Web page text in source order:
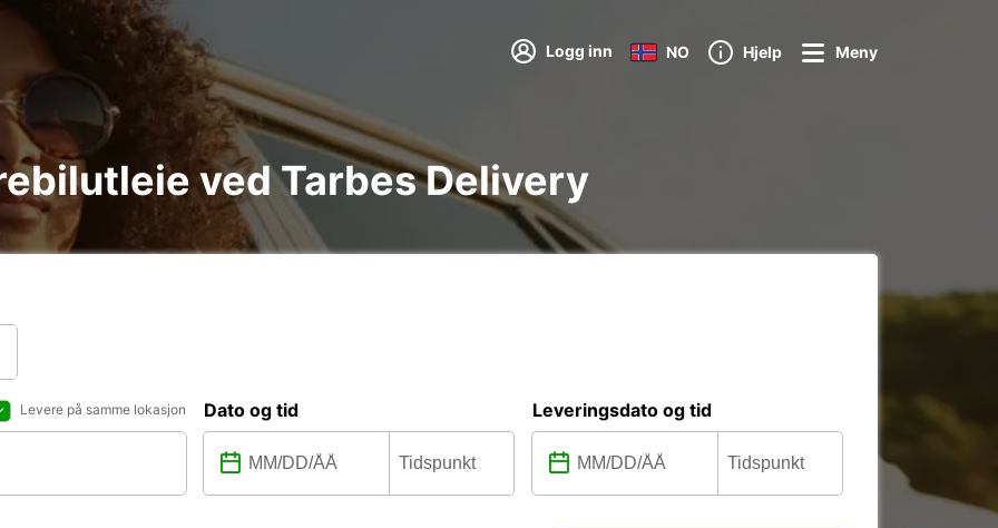
Logg inn NO Hjelp Meny
ved Tarbes Delivery
Levere på samme lokasjon Dato og tid Leveringsdato og tid